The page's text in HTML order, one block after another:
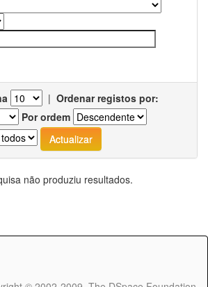
| Ordenar registos por:
Por ordem
não produziu resultados.